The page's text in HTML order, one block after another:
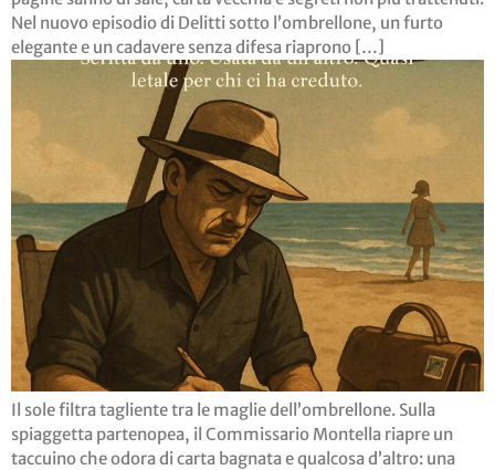
Nel nuovo episodio di Delitti sotto l’ombrellone, un furto
elegante e un cadavere senza difesa riaprono […]
Il sole filtra tagliente tra le maglie dell’ombrellone. Sulla
spiaggetta partenopea, il Commissario Montella riapre un
taccuino che odora di carta bagnata e qualcosa d’altro: una